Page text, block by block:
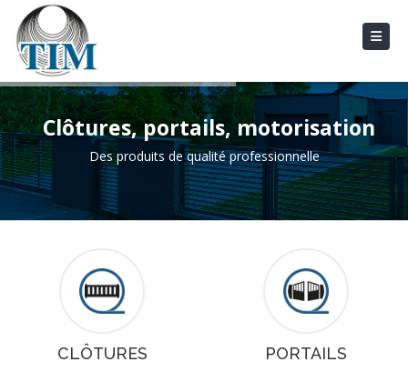
Clôtures, portails, motorisation
Des produits de qualité professionnelle
CLÔTURES PORTAILS